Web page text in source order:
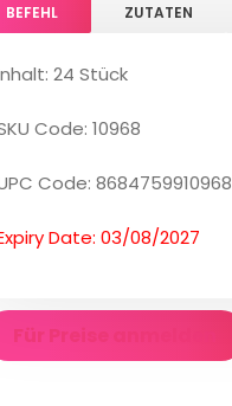
BEFEHL ZUTATEN
24 Stück
Code: 10968
Code: 8684759910968
Date: 03/08/2027
Für Preise anmelden